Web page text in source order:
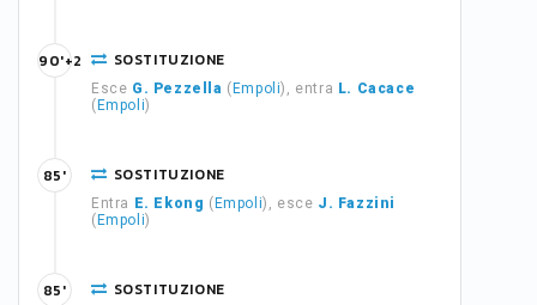
SOSTITUZIONE
Esce G. Pezzella ( Empoli), entra L. Cacace
( Empoli)
90'+2
SOSTITUZIONE
Entra E. Ekong ( Empoli), esce J. Fazzini
( Empoli)
85'
SOSTITUZIONE
85'